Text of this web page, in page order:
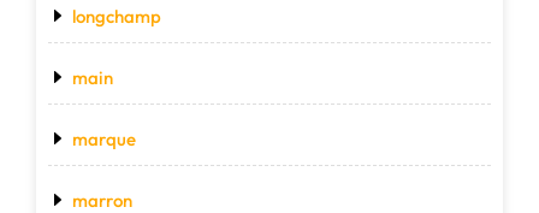
longchamp
main
marque
marron